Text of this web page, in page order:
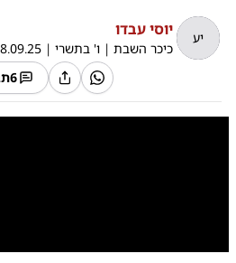
יע יוסי עבדו
כיכר השבת | ו' בתשרי |
6